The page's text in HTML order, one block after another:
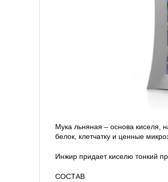
Мука льняная – основа киселя,
белок, клетчатку и ценные
Инжир придает киселю тонкий
СОСТАВ